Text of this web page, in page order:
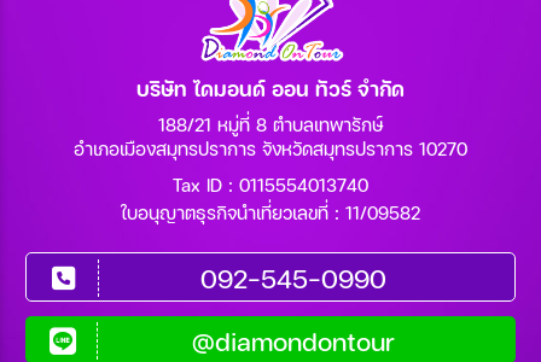
บริษัท ไดมอนด์ ออน ทัวร์ จำกัด
188/21 หมู่ที่ 8 ตำบลเทพารักษ์
อำเภอเมืองสมุทรปราการ จังหวัดสมุทรปราการ 10270
Tax ID : 0115554013740
ใบอนุญาตธุรกิจนำเที่ยวเลขที่ : 11/09582
092-545-0990
@diamondontour